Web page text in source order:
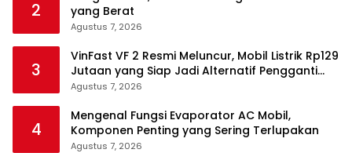
2
yang Berat
Agustus 7, 2026
3
VinFast VF 2 Resmi Meluncur, Mobil Listrik Rp129
Jutaan yang Siap Jadi Alternatif Pengganti
Motor
Agustus 7, 2026
4
Mengenal Fungsi Evaporator AC Mobil,
Komponen Penting yang Sering Terlupakan
Agustus 7, 2026